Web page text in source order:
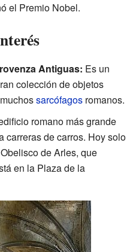
el Premio Nobel.
Antiguas: Es un
colección de objetos
sarcófagos romanos.
romano más grande
carreras de carros. Hoy solo
de Arles, que
en la Plaza de la